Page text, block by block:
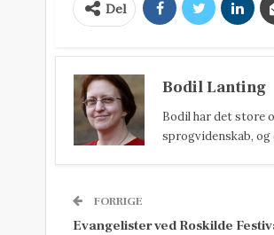
Del
Bodil Lanting
Bodil har det store
sprogvidenskab,
FORRIGE
Evangelister ved Roskilde